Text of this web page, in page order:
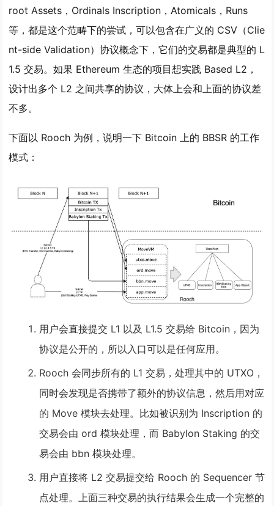
root Assets，Ordinals Inscription，Atomicals，Runs
等，都是这个范畴下的尝试，可以包含在广义的 CSV（Clie
nt-side Validation）协议概念下，它们的交易都是典型的 L
1.5 交易。如果 Ethereum 生态的项目想实践 Based L2，
设计出多个 L2 之间共享的协议，大体上会和上面的协议差
不多。
下面以 Rooch 为例，说明一下 Bitcoin 上的 BBSR 的工作
模式：
用户会直接提交 L1 以及 L1.5 交易给 Bitcoin，因为
协议是公开的，所以入口可以是任何应用。
Rooch 会同步所有的 L1 交易，处理其中的 UTXO，
同时会发现是否携带了额外的协议信息，然后用对应
的 Move 模块去处理。比如被识别为 Inscription 的
交易会由 ord 模块处理，而 Babylon Staking 的交
易会由 bbn 模块处理。
用户直接将 L2 交易提交给 Rooch 的 Sequencer 节
点处理。上面三种交易的执行结果会生成一个完整的